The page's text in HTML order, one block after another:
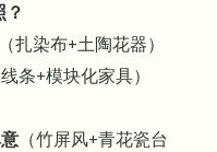
（扎染布+土陶花器）
线条+模块化家具）
（竹屏风+青花瓷台